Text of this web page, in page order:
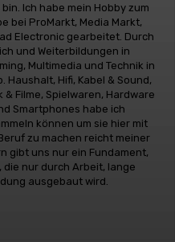
Ich habe mein Hobby zum
bei ProMarkt, Media Markt,
Electronic gearbeitet. Durch
und Weiterbildungen in
Multimedia und Technik in
Hifi, Kabel & Sound,
& Filme, Spielwaren, Hardware
Smartphones habe ich
können um sie hier mit
zu machen reicht meiner
gibt uns nur ein Fundament,
nur durch Arbeit, lange
ausgebaut wird.